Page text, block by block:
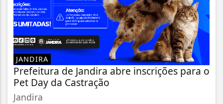
JANDIRA
Prefeitura de Jandira abre inscrições para o
Pet Day da Castração
Jandira